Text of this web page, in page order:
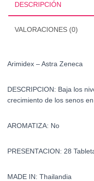
DESCRIPCIÓN
VALORACIONES (0)
Arimidex – Astra Zeneca
DESCRIPCION: Baja los
crecimiento de los senos
AROMATIZA: No
PRESENTACION: 28
MADE IN: Thailandia